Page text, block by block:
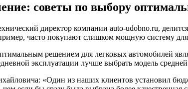
советы по выбору
директор компании auto-udobno.ru,
часто покупают слишком мощную систему
решением для легковых автомобилей
эксплуатации лучше выбрать модель
«Один из наших клиентов установил